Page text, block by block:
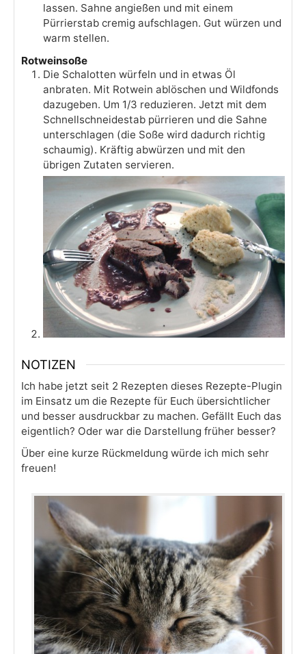
lassen. Sahne angießen und mit einem
Pürrierstab cremig aufschlagen. Gut würzen und
warm stellen.
Rotweinsoße
Die Schalotten würfeln und in etwas Öl
anbraten. Mit Rotwein ablöschen und Wildfonds
dazugeben. Um 1/3 reduzieren. Jetzt mit dem
Schnellschneidestab pürrieren und die Sahne
unterschlagen (die Soße wird dadurch richtig
schaumig). Kräftig abwürzen und mit den
übrigen Zutaten servieren.
NOTIZEN
Ich habe jetzt seit 2 Rezepten dieses Rezepte-Plugin
im Einsatz um die Rezepte für Euch übersichtlicher
und besser ausdruckbar zu machen. Gefällt Euch das
eigentlich? Oder war die Darstellung früher besser?
Über eine kurze Rückmeldung würde ich mich sehr
freuen!